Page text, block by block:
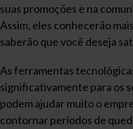
suas promoções e na
Assim, eles conhecerão
saberão que você deseja
As ferramentas
significativamente para os
podem ajudar muito o
contornar períodos de